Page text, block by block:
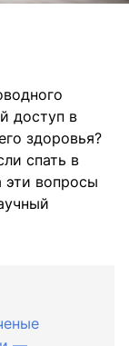
доступ в
здоровья?
спать в
эти вопросы